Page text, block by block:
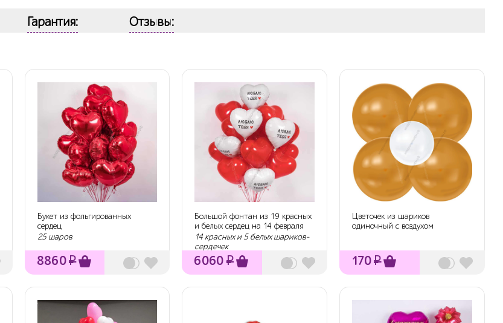
Гарантия: Отзывы:
Букет из фольгированных
сердец
25 шаров
8860₽
Большой фонтан из 19 красных
и белых сердец на 14 февраля
14 красных и 5 белых шариков-
сердечек
6060₽
Цветочек из шариков
одиночный с воздухом
170₽